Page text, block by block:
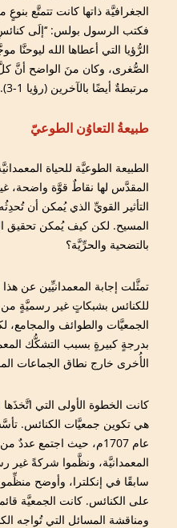
الجغرافيَّة ذاتها كانت تتمتَّع
الرُّؤيا التي أعطاها الله
الصُّغرى، وكان منَ الواضح أنَّ كلَّ
مرتبطةٌ أيضًا بالآخرين (رؤيا 1-3).
طبيعةُ التعاوُن الطوعيّ
الطبيعة الطوعيَّة للحياة
المقدَّس لها نقاطٌ قوَّة واضحة،
التأثير القويِّ الذي يُمكن أن
المسيح. لكن كيف يُمكن تحقيق
بالتضحية والحرِّيَّة؟
تمثَّلت إجابة المعمدانيِّين عن
للكنائس بشبكاتٍ غير رسميَّةٍ
الجمعيَّات والطوائف والمجامع،
بدرجةٍ كبيرةٍ بسبب التشكُّك
الأُخرى خارج نطاق الجماعات
كانت الخطوة الأولى التي
هي تكوين جمعيَّات الكنائس.
عام 1707م، حيث اجتمع
المعمدانيَّة، ونظَّموا شركةً
سابقًا في إنكلترا، وأوضح منظِّمو
على الكنائس. كانت الجمعيَّة
ومناقشة المسائل التي تُواجه